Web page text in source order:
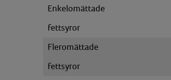
Enkelomättade
fettsyror
Fleromättade
fettsyror